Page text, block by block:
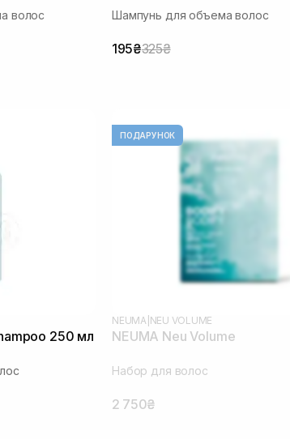
волос Шампунь для объема волос
195₴325₴
250 мл
ПОДАРУНОК
NEUMA NEU VOLUME
NEUMA Neu Volume
Набор для волос
2 750₴